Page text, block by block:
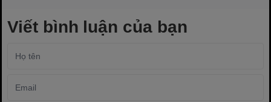
Viết bình luận của bạn